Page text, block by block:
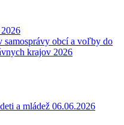
samosprávy obcí a voľby do
krajov 2026
a mládež 06.06.2026